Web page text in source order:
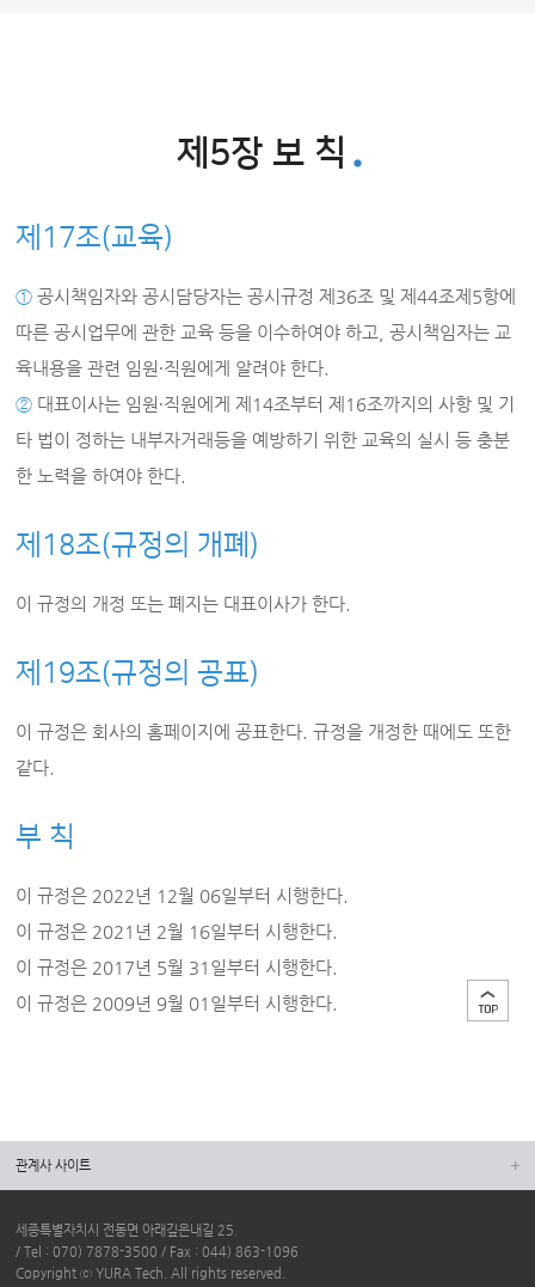
제5장 보 칙
제17조(교육)
① 공시책임자와 공시담당자는 공시규정 제36조 및 제44조제5항에
따른 공시업무에 관한 교육 등을 이수하여야 하고, 공시책임자는 교
육내용을 관련 임원∙직원에게 알려야 한다.
② 대표이사는 임원∙직원에게 제14조부터 제16조까지의 사항 및 기
타 법이 정하는 내부자거래등을 예방하기 위한 교육의 실시 등 충분
한 노력을 하여야 한다.
제18조(규정의 개폐)
이 규정의 개정 또는 폐지는 대표이사가 한다.
제19조(규정의 공표)
이 규정은 회사의 홈페이지에 공표한다. 규정을 개정한 때에도 또한
같다.
부 칙
이 규정은 2022년 12월 06일부터 시행한다.
이 규정은 2021년 2월 16일부터 시행한다.
이 규정은 2017년 5월 31일부터 시행한다.
이 규정은 2009년 9월 01일부터 시행한다.
관계사 사이트
세종특별자치시 전동면 아래깊은내길 25.
/ Tel : 070) 7878-3500 / Fax : 044) 863-1096
Copyright ⓒ YURA Tech. All rights reserved.